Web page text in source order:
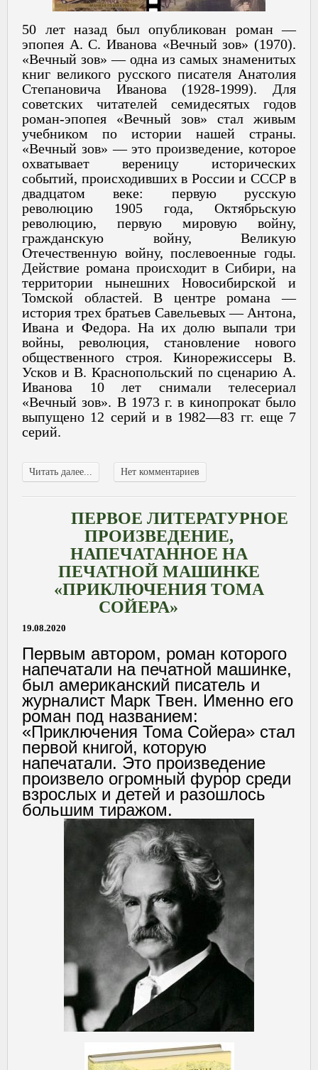
50 лет назад был опубликован роман —
эпопея А. С. Иванова «Вечный зов» (1970).
«Вечный зов» — одна из самых знаменитых
книг великого русского писателя Анатолия
Степановича Иванова (1928-1999). Для
советских читателей семидесятых годов
роман-эпопея «Вечный зов» стал живым
учебником по истории нашей страны.
«Вечный зов» — это произведение, которое
охватывает вереницу исторических
событий, происходивших в России и СССР в
двадцатом веке: первую русскую
революцию 1905 года, Октябрьскую
революцию, первую мировую войну,
гражданскую войну, Великую
Отечественную войну, послевоенные годы.
Действие романа происходит в Сибири, на
территории нынешних Новосибирской и
Томской областей. В центре романа —
история трех братьев Савельевых — Антона,
Ивана и Федора. На их долю выпали три
войны, революция, становление нового
общественного строя. Кинорежиссеры В.
Усков и В. Краснопольский по сценарию А.
Иванова 10 лет снимали телесериал
«Вечный зов». В 1973 г. в кинопрокат было
выпущено 12 серий и в 1982—83 гг. еще 7
серий.
Читать далее... Нет комментариев
ПЕРВОЕ ЛИТЕРАТУРНОЕ
ПРОИЗВЕДЕНИЕ,
НАПЕЧАТАННОЕ НА
ПЕЧАТНОЙ МАШИНКЕ
«ПРИКЛЮЧЕНИЯ ТОМА
СОЙЕРА»
19.08.2020
Первым автором, роман которого
напечатали на печатной машинке,
был американский писатель и
журналист Марк Твен. Именно его
роман под названием:
«Приключения Тома Сойера» стал
первой книгой, которую
напечатали. Это произведение
произвело огромный фурор среди
взрослых и детей и разошлось
большим тиражом.